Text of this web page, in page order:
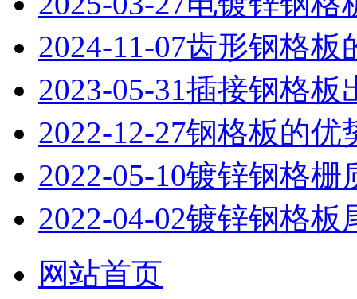
2024-11-07齿形钢格板
2023-05-31插接钢格板
2022-12-27钢格板的优
2022-05-10镀锌钢格栅
2022-04-02镀锌钢格板
网站首页